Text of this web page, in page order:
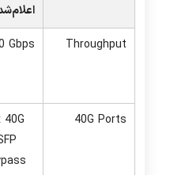
Throughput
Gbps
40G Ports
40G